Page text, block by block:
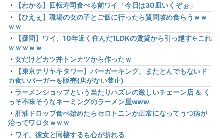
・
【わかる】回転寿司食べる前ワイ「今日は30皿いくぞぉ」
・
【ひえぇ】職場の女の子とご飯に行ったら質問攻め食らうｗｗ
ｗｗ
・
【疑問】ワイ、10年近く住んだ1LDKの賃貸から引っ越す←これ
ｗｗｗｗｗ
・ 女だけどカツ丼トンカツから作ったｗ
・
【東京テリヤキタワー】バーガーキング、またとんでもないド
カ食いバーガーを販売(店がない禁止)
・ ラーメンショップという当たりハズレの激しいチェーン店 ＆ く
っそ不味そうなネーミングのラーメン屋www
・ 肝油ドロップ食べ始めたらセロトニンが正常になってうつ病が
治ってワロタｗｗｗ
・ ワイ、彼女と同棲するも心が折れる